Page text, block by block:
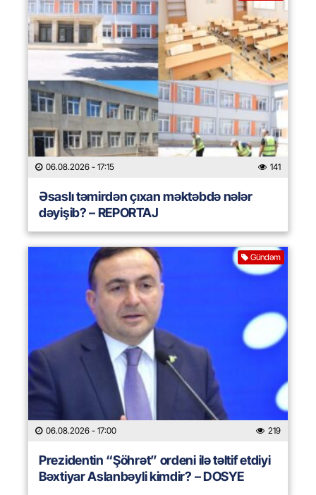
06.08.2026 - 17:15 141
Əsaslı təmirdən çıxan məktəbdə nələr
dəyişib? – REPORTAJ
Gündəm
06.08.2026 - 17:00 219
Prezidentin “Şöhrət” ordeni ilə təltif etdiyi
Bəxtiyar Aslanbəyli kimdir? – DOSYE